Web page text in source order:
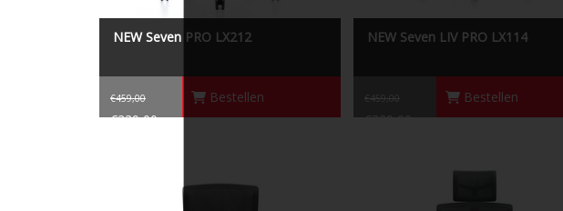
NEW Seven PRO LX212
€459,00
€339,00
Bestellen
NEW Seven LIV PRO LX114
€459,00
€339,00
Bestellen
iedere balie past.
Se7en LX216 is een stijlvolle en